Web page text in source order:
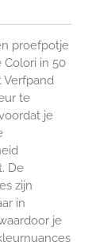
proefpotje
Colori in 50
Verfpand
te
je
De
zijn
in
je